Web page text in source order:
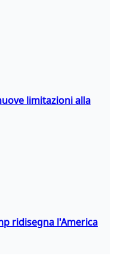
limitazioni alla
ridisegna l'America